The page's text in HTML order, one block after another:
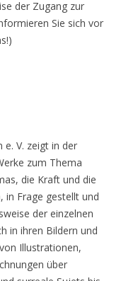
der Zugang zur
Sie sich vor
V. zeigt in der
zum Thema
die Kraft und die
in Frage gestellt und
der einzelnen
in ihren Bildern und
Illustrationen,
über